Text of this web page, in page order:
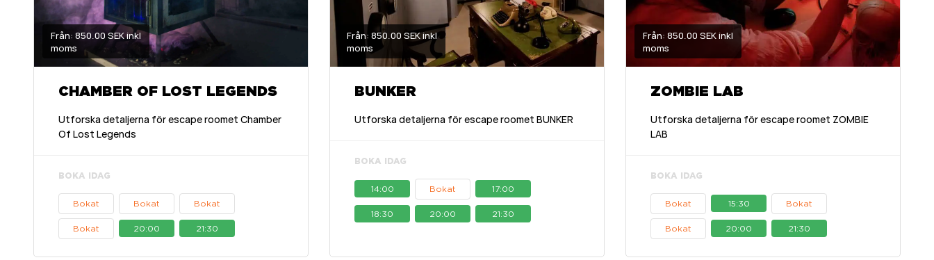
Från: 850.00 SEK inkl
moms
CHAMBER OF LOST LEGENDS
Utforska detaljerna för escape roomet Chamber
Of Lost Legends
BOKA IDAG
Bokat Bokat Bokat
Bokat 20:00 21:30
Från: 850.00 SEK inkl
moms
BUNKER
Utforska detaljerna för escape roomet BUNKER
BOKA IDAG
14:00 Bokat 17:00
18:30 20:00 21:30
Från: 850.00 SEK inkl
moms
ZOMBIE LAB
Utforska detaljerna för escape roomet ZOMBIE
LAB
BOKA IDAG
Bokat 15:30 Bokat
Bokat 20:00 21:30